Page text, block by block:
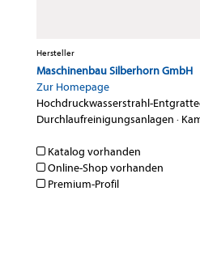
Hersteller
Maschinenbau Silberhorn GmbH
Zur Homepage
Hochdruckwasserstrahl-
Durchlaufreinigungsanlagen ·
Katalog vorhanden
Online-Shop vorhanden
Premium-Profil